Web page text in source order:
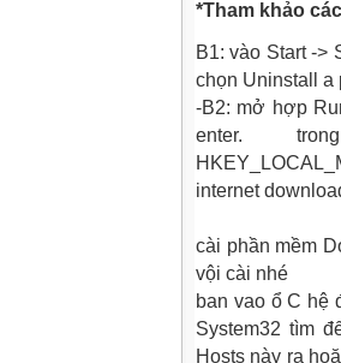
*Tham khảo
B1: vào Start ->
chọn Uninstall a
-B2: mở hợp
enter.
internet
cài phần mềm
vội cài nhé
ban vao ổ C hệ
System32 tìm
Hosts này ra